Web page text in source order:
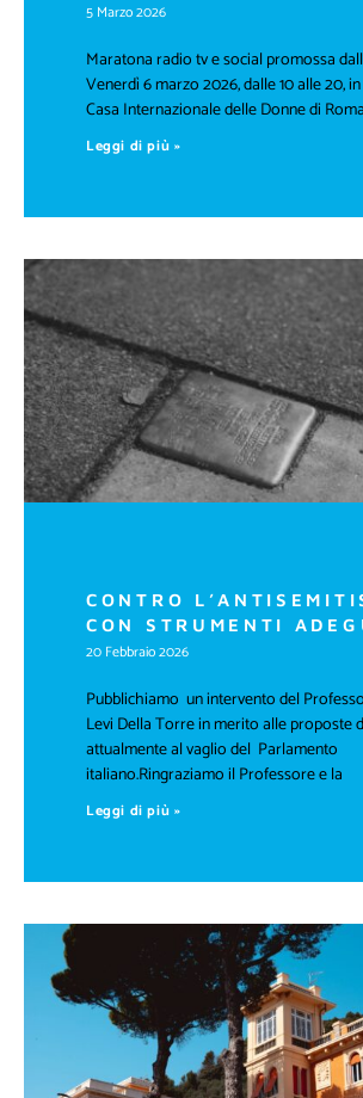
5 Marzo 2026
Maratona radio tv e social promossa
Venerdì 6 marzo 2026, dalle 10 alle 20,
Casa Internazionale delle Donne di Roma
Leggi di più »
CONTRO
CON STRUMENTI
20 Febbraio 2026
Pubblichiamo un intervento del
Levi Della Torre in merito alle proposte
attualmente al vaglio del Parlamento
italiano.Ringraziamo il Professore e la
Leggi di più »